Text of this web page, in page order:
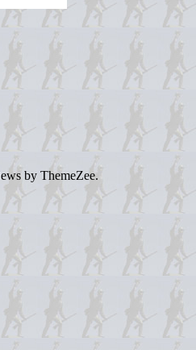
by ThemeZee.